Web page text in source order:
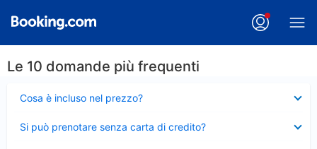
Le 10 domande più frequenti
Cosa è incluso nel prezzo?
chiuso
Si può prenotare senza carta di credito?
chiuso